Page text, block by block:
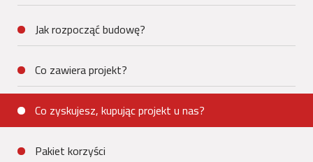
Jak rozpocząć budowę?
Co zawiera projekt?
Co zyskujesz, kupując projekt u nas?
Pakiet korzyści